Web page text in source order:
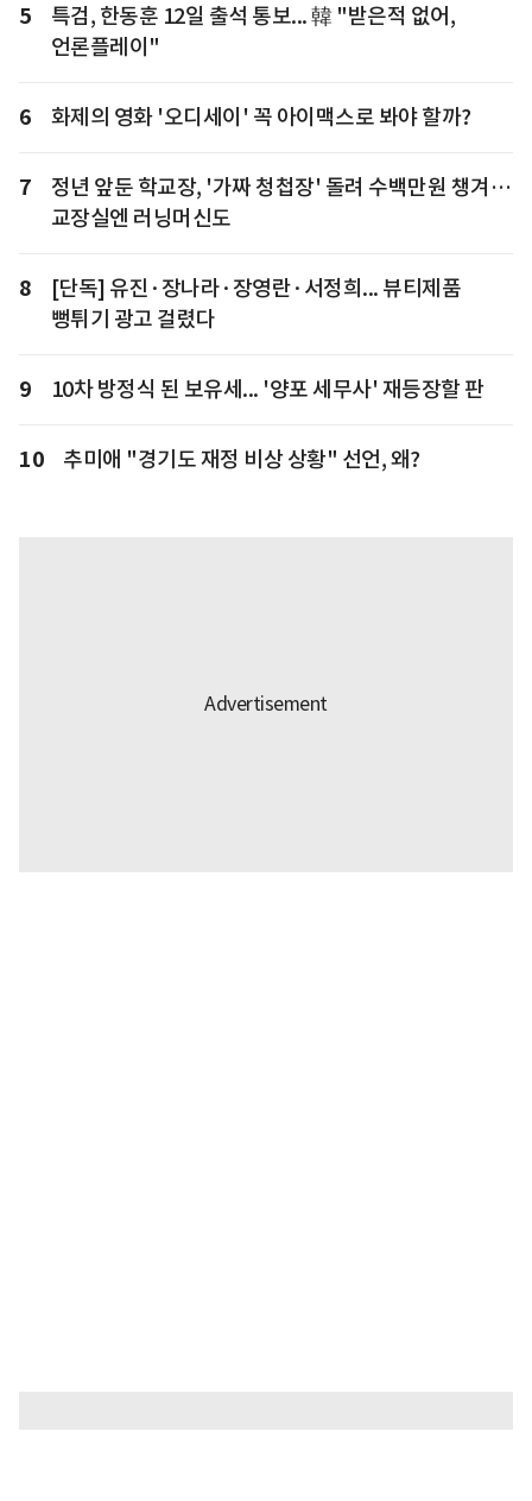
5
특검, 한동훈 12일 출석 통보... 韓 "받은적 없어,
언론플레이"
6 화제의 영화 '오디세이' 꼭 아이맥스로 봐야 할까?
7
정년 앞둔 학교장, '가짜 청첩장' 돌려 수백만원 챙겨…
교장실엔 러닝머신도
8
[단독] 유진·장나라·장영란·서정희... 뷰티제품
뻥튀기 광고 걸렸다
9 10차 방정식 된 보유세... '양포 세무사' 재등장할 판
10 추미애 "경기도 재정 비상 상황" 선언, 왜?